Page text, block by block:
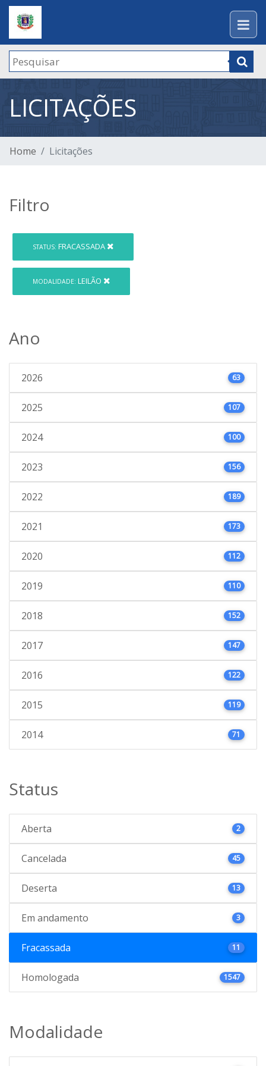
LICITAÇÕES
Home Licitações
Filtro
STATUS: FRACASSADA
MODALIDADE: LEILÃO
Ano
2026 63
2025 107
2024 100
2023 156
2022 189
2021 173
2020 112
2019 110
2018 152
2017 147
2016 122
2015 119
2014 71
Status
Aberta 2
Cancelada 45
Deserta 13
Em andamento 3
Fracassada 11
Homologada 1547
Modalidade